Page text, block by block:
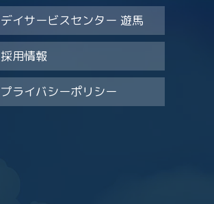
デイサービスセンター 遊馬
採用情報
プライバシーポリシー